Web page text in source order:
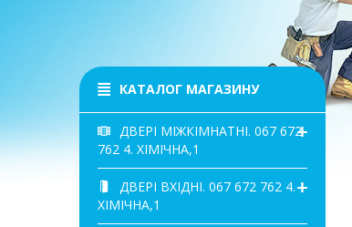
КАТАЛОГ МАГАЗИНУ
ДВЕРІ МІЖКІМНАТНІ. 067 672
762 4. ХІМІЧНА,1
ДВЕРІ ВХІДНІ. 067 672 762 4.
ХІМІЧНА,1